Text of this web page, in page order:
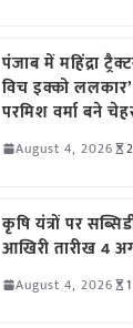
पंजाब में महिंद्रा
विच इक्को
परमिश वर्मा बने
August 4, 2026
कृषि यंत्रों पर
आखिरी तारीख 4
August 4, 2026